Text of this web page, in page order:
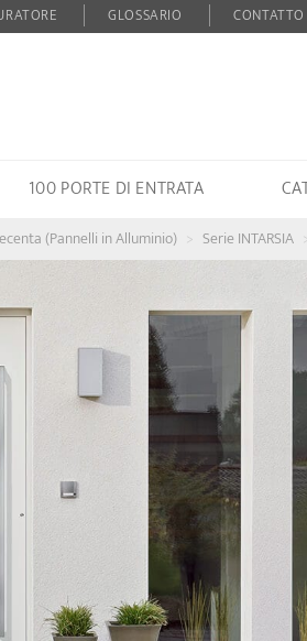
GLOSSARIO CONTATTO
100 PORTE DI ENTRATA
(Pannelli in Alluminio) Serie INTARSIA